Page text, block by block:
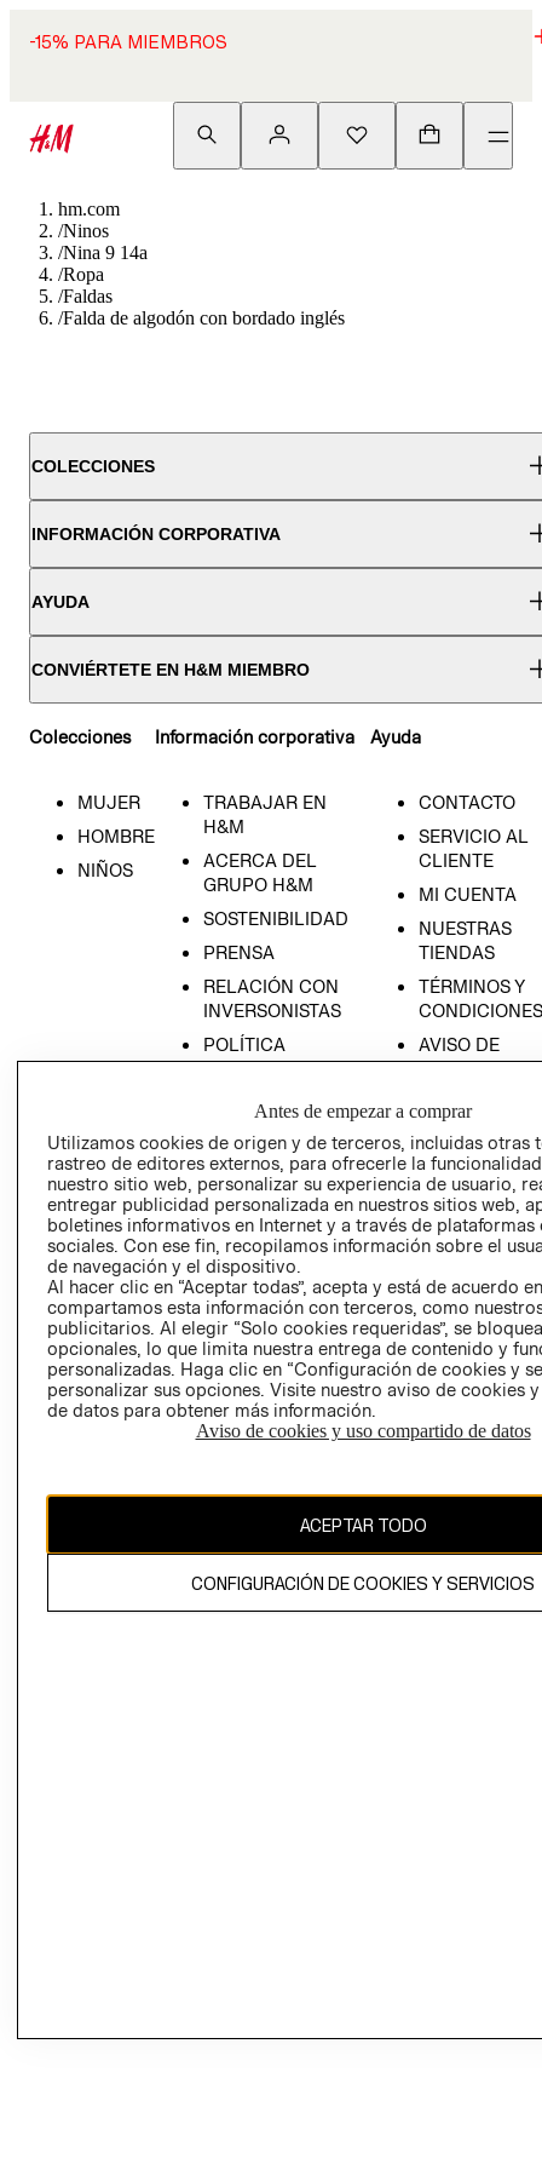
-15% PARA MIEMBROS
hm.com
/Ninos
/Nina 9 14a
/Ropa
/Faldas
/Falda de algodón con bordado inglés
COLECCIONES
INFORMACIÓN CORPORATIVA
AYUDA
CONVIÉRTETE EN H&M MIEMBRO
Colecciones
MUJER
HOMBRE
NIÑOS
Información corporativa
TRABAJAR EN
H&M
ACERCA DEL
GRUPO H&M
SOSTENIBILIDAD
PRENSA
RELACIÓN CON
INVERSONISTAS
POLÍTICA
EMPRESARIAL
Ayuda
CONTACTO
SERVICIO AL
CLIENTE
MI CUENTA
NUESTRAS
TIENDAS
TÉRMINOS Y
CONDICIONES
AVISO DE
PRIVACIDAD
AVISO DE
COOKIES
LIBRO DE
Ecuador ($)
propiedad de H&M Hennes & Mauritz AB.
Antes de empezar a comprar
Utilizamos cookies de origen y de terceros, incluidas otras
rastreo de editores externos, para ofrecerle la
nuestro sitio web, personalizar su experiencia de usuario,
entregar publicidad personalizada en nuestros sitios web,
boletines informativos en Internet y a través de plataformas
sociales. Con ese fin, recopilamos información sobre el
de navegación y el dispositivo.
Al hacer clic en “Aceptar todas”, acepta y está de acuerdo
compartamos esta información con terceros, como
publicitarios. Al elegir “Solo cookies requeridas”, se
opcionales, lo que limita nuestra entrega de contenido y
personalizadas. Haga clic en “Configuración de cookies y
personalizar sus opciones. Visite nuestro aviso de cookies
de datos para obtener más información.
Aviso de cookies y uso compartido de datos
ACEPTAR TODO
CONFIGURACIÓN DE COOKIES Y SERVICIOS